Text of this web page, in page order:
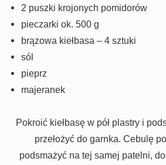
2 puszki krojonych pomidorów
pieczarki ok. 500 g
brązowa kiełbasa – 4 sztuki
sól
pieprz
majeranek
Pokroić kiełbasę w pół plastry i
przełożyć do garnka. Cebulę
podsmażyć na tej samej patelni,